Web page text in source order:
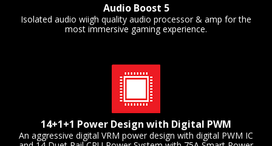
Audio Boost 5
Isolated audio wiigh quality audio processor & amp for the
most immersive gaming experience.
14+1+1 Power Design with Digital PWM
An aggressive digital VRM power design with digital PWM IC